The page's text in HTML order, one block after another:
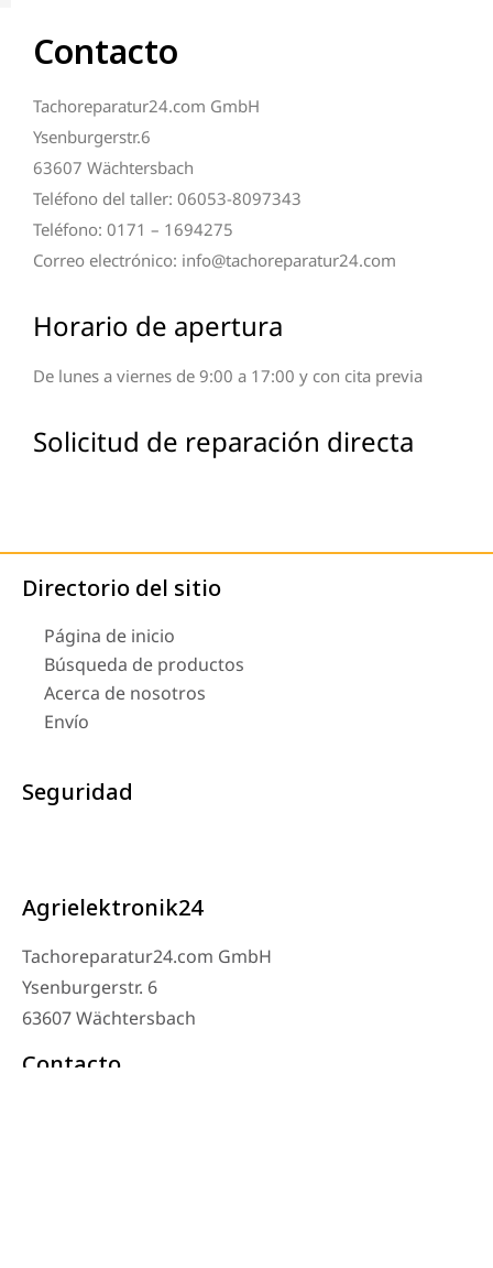
Contacto
Tachoreparatur24.com GmbH
Ysenburgerstr.6
63607 Wächtersbach
Teléfono del taller: 06053-8097343
Teléfono: 0171 – 1694275
Correo electrónico: info@tachoreparatur24.com
Horario de apertura
De lunes a viernes de 9:00 a 17:00 y con cita previa
Solicitud de reparación directa
Directorio del sitio
Página de inicio
Búsqueda de productos
Acerca de nosotros
Envío
Seguridad
Agrielektronik24
Tachoreparatur24.com GmbH
Ysenburgerstr. 6
63607 Wächtersbach
Contacto